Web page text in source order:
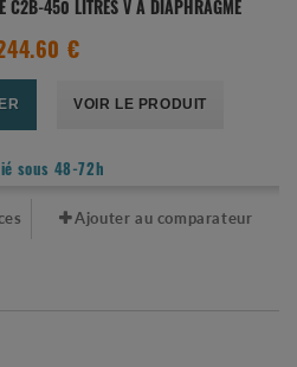
C2B-450 LITRES V À DIAPHRAGME
€
VOIR LE PRODUIT
sous 48-72h
Ajouter au comparateur